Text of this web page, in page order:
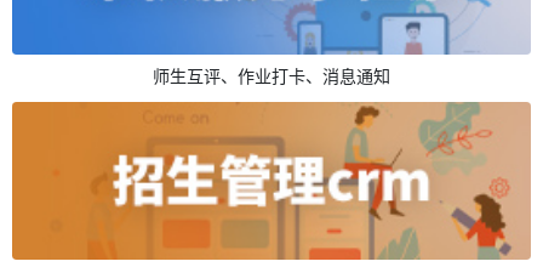
师生互评、作业打卡、消息通知